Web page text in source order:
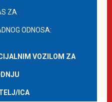
ZA
ODNOSA:
VOZILOM ZA
ICA